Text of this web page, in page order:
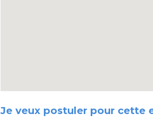
Je veux postuler pour cette